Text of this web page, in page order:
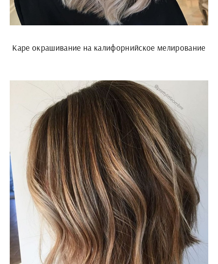
Каре окрашивание на калифорнийское мелирование